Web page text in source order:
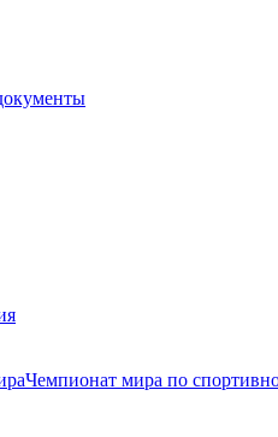
Чемпионат мира по